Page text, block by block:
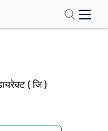
( जि )